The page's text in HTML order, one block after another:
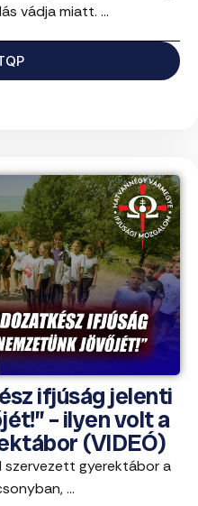
vádja miatt. ...
ifjúság jelenti
– ilyen volt a
(VIDEÓ)
szervezett gyerektábor a
...